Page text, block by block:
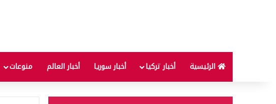
الرئيسية أخبار تركيا أخبار سوريا أخبار العالم منوعات